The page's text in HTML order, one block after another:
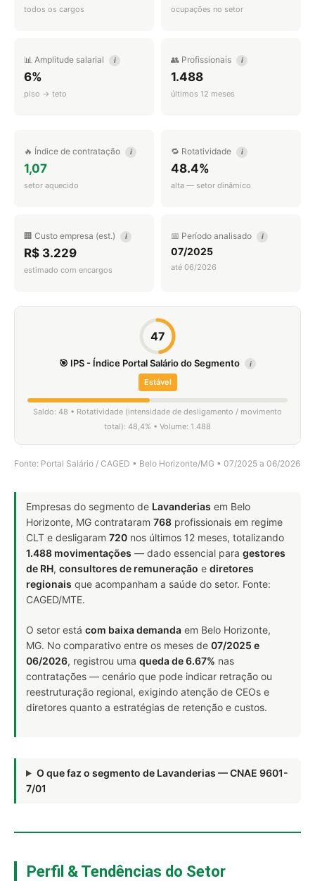
todos os cargos ocupações no setor
📊 Amplitude salarial i
6%
piso → teto
👥 Profissionais i
1.488
últimos 12 meses
🔥 Índice de contratação i
1,07
setor aquecido
🔁 Rotatividade i
48.4%
alta — setor dinâmico
🏢 Custo empresa (est.) i
R$ 3.229
estimado com encargos
📅 Período analisado i
07/2025
até 06/2026
47
🎯 IPS - Índice Portal Salário do Segmento i
Estável
Saldo: 48 • Rotatividade (intensidade de desligamento / movimento
total): 48,4% • Volume: 1.488
Fonte: Portal Salário / CAGED • Belo Horizonte/MG • 07/2025 a 06/2026
Empresas do segmento de Lavanderias em Belo
Horizonte, MG contrataram 768 profissionais em regime
CLT e desligaram 720 nos últimos 12 meses, totalizando
1.488 movimentações — dado essencial para gestores
de RH, consultores de remuneração e diretores
regionais que acompanham a saúde do setor. Fonte:
CAGED/MTE.
O setor está com baixa demanda em Belo Horizonte,
MG. No comparativo entre os meses de 07/2025 e
06/2026, registrou uma queda de 6.67% nas
contratações — cenário que pode indicar retração ou
reestruturação regional, exigindo atenção de CEOs e
diretores quanto a estratégias de retenção e custos.
O que faz o segmento de Lavanderias — CNAE 9601-
7/01
Perfil & Tendências do Setor